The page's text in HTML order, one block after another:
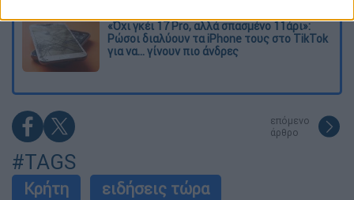
«Όχι γκέι 17 Pro, αλλά σπασμένο 11άρι»:
Ρώσοι διαλύουν τα iPhone τους στο TikTok
για να... γίνουν πιο άνδρες
επόμενο
άρθρο
#TAGS
Κρήτη
ειδήσεις τώρα